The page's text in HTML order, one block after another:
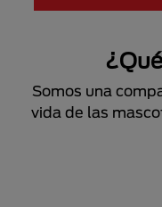
Somos una
vida de las